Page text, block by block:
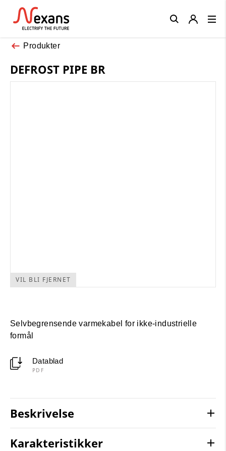
Produkter
DEFROST PIPE BR
VIL BLI FJERNET
Selvbegrensende varmekabel for ikke-industrielle
formål
Datablad
PDF
Beskrivelse
Karakteristikker
Close